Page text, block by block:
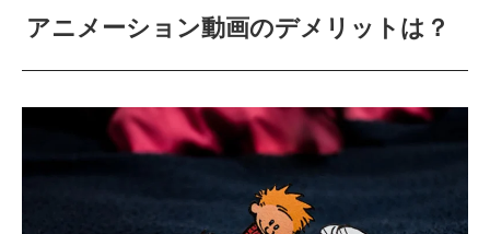
アニメーション動画のデメリットは？